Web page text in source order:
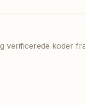
verificerede koder